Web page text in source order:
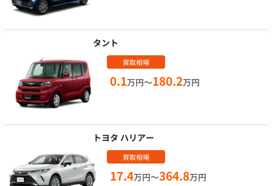
タント
買取相場
0.1万円～180.2万円
トヨタ ハリアー
買取相場
17.4万円～364.8万円